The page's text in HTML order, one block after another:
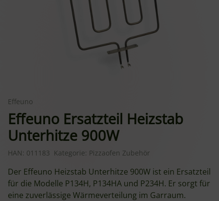
Effeuno
Effeuno Ersatzteil Heizstab
Unterhitze 900W
HAN: 011183 Kategorie: Pizzaofen Zubehör
Der Effeuno Heizstab Unterhitze 900W ist ein Ersatzteil
für die Modelle P134H, P134HA und P234H. Er sorgt für
eine zuverlässige Wärmeverteilung im Garraum.